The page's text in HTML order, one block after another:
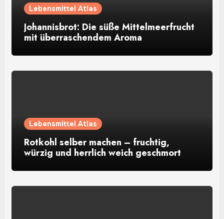
Lebensmittel Atlas
Johannisbrot: Die süße Mittelmeerfrucht
mit überraschendem Aroma
Lebensmittel Atlas
Rotkohl selber machen – fruchtig,
würzig und herrlich weich geschmort